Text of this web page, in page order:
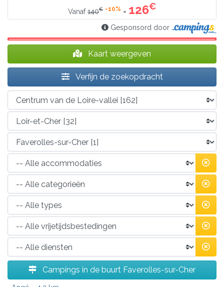
Vanaf140€ -10% = 126€
Gesponsord door
Kaart weergeven
Verfijn de zoekopdracht
Campings in de buurt Faverolles-sur-Cher